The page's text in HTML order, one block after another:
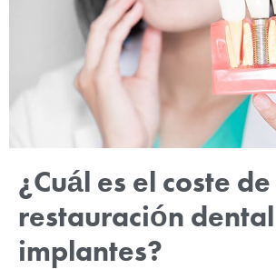
¿Cuál es el coste
restauración
implantes?